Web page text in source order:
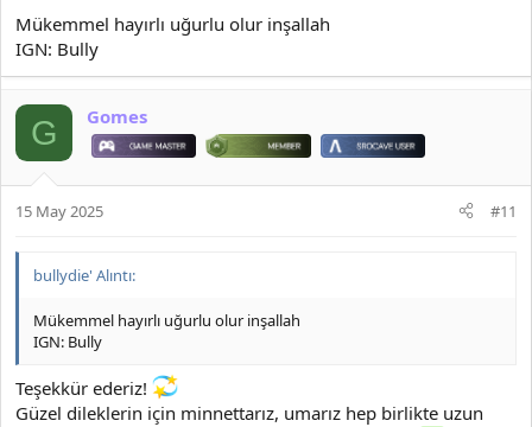
Mükemmel hayırlı uğurlu olur inşallah
IGN: Bully
G Gomes
15 May 2025 #11
bullydie' Alıntı:
Mükemmel hayırlı uğurlu olur inşallah
IGN: Bully
Teşekkür ederiz!
Güzel dileklerin için minnettarız, umarız hep birlikte uzun